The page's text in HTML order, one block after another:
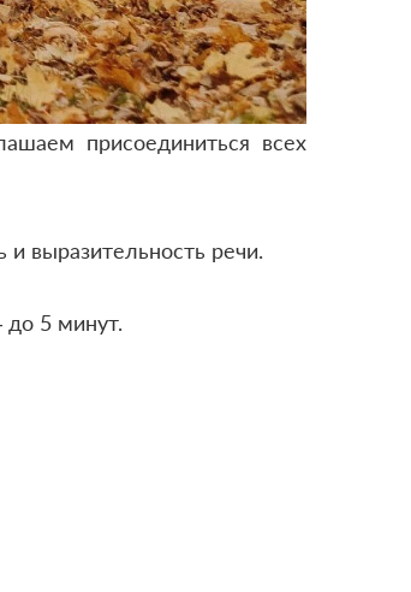
присоединиться всех
и выразительность речи.
до 5 минут.